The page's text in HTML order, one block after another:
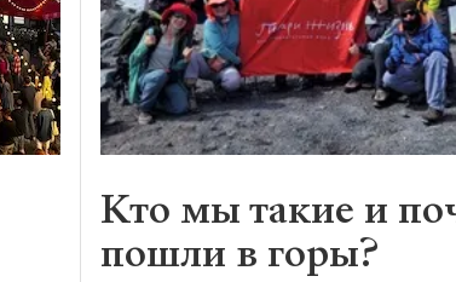
Кто мы такие и
пошли в горы?